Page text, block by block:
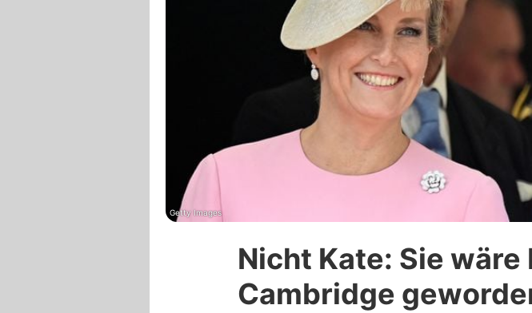
Alle Themen
App
Utiq
Getty Images
Nicht Kate: Sie
Cambridge